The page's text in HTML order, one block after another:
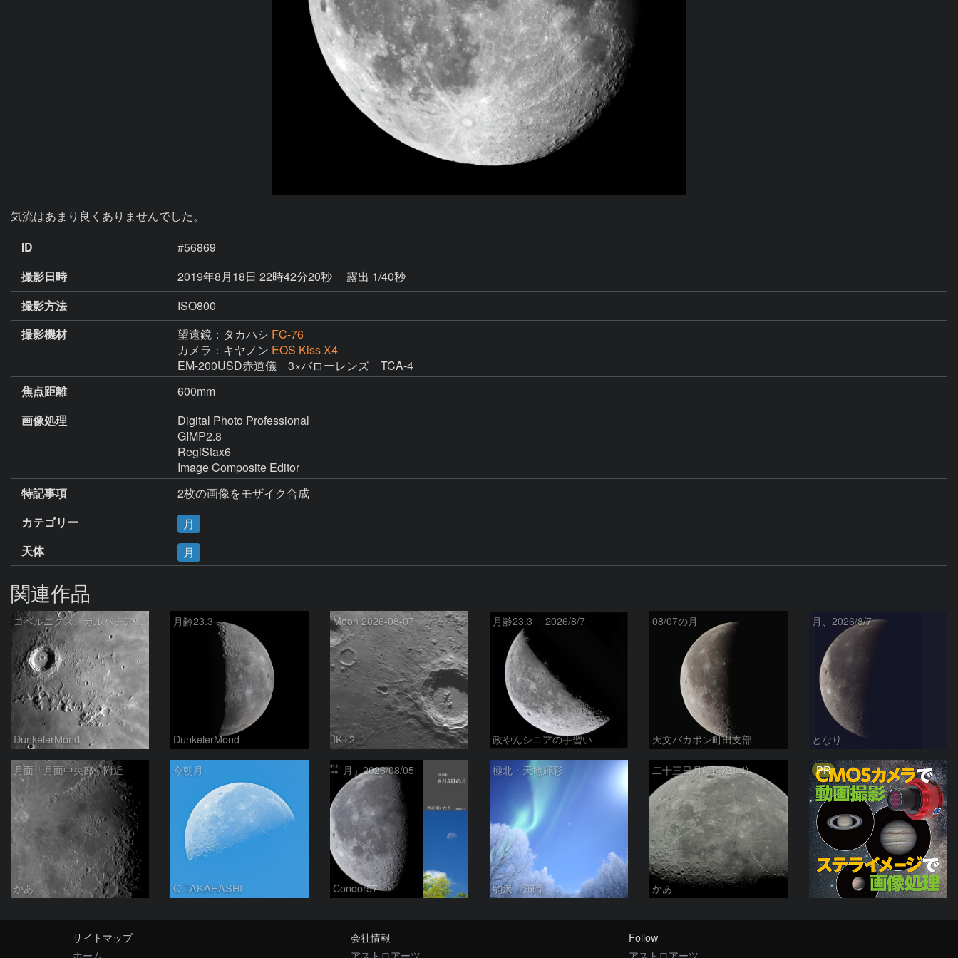
気流はあまり良くありませんでした。
ID
#56869
撮影日時
2019年8月18日 22時42分20秒
露出 1/40秒
撮影方法
ISO800
撮影機材
望遠鏡：タカハシ FC-76
カメラ：キヤノン EOS Kiss X4
EM-200USD赤道儀　3×バローレンズ　TCA-4
焦点距離
600mm
画像処理
Digital Photo Professional
GIMP2.8
RegiStax6
Image Composite Editor
特記事項
2枚の画像をモザイク合成
カテゴリー
月
天体
月
関連作品
コペルニクス、カルパチア山脈付近
DunkelerMond
月齢23.3
DunkelerMond
Moon 2026-08-07
IKT2
月齢23.3 2026/8/7
政やんシニアの手習い
08/07の月
天文バカボン町田支部
月、2026/8/7
となり
月面「月面中央部」附近
かあ
今朝月
O.TAKAHASHI
「月」2026/08/05
Condor57
極北・天地輝彩
駒沢 満晴
二十三日月(月齢21.4)
かあ
PR
サイトマップ
会社情報
Follow